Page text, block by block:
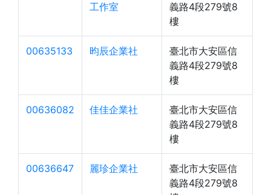
工作室
義路4段279號8
樓
00635133 昀辰企業社
臺北市大安區信
義路4段279號8
樓
00636082 佳佳企業社
臺北市大安區信
義路4段279號8
樓
00636647 麗珍企業社
臺北市大安區信
義路4段279號8